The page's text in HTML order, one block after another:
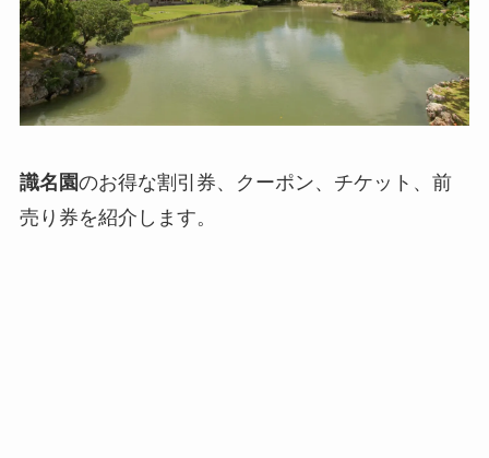
識名園のお得な割引券、クーポン、チケット、前
売り券を紹介します。